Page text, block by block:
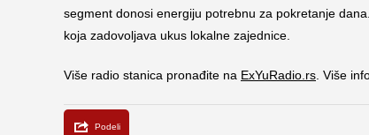
segment donosi energiju potrebnu za pokretanje
koja zadovoljava ukus lokalne zajednice.
Više radio stanica pronađite na ExYuRadio.rs . Više